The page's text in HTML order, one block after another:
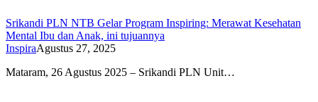
Srikandi PLN NTB Gelar Program Inspiring: Merawat Kesehatan
Mental Ibu dan Anak, ini tujuannya
InspiraAgustus 27, 2025
Mataram, 26 Agustus 2025 – Srikandi PLN Unit…